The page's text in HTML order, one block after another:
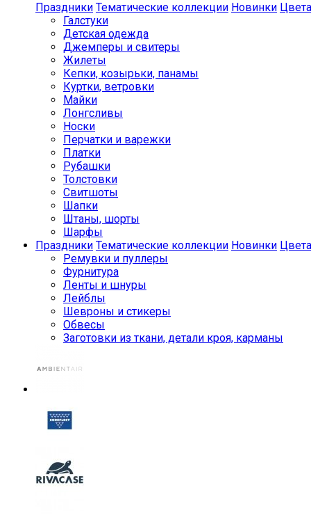
Праздники Тематические коллекции Новинки Цвета
Галстуки
Детская одежда
Джемперы и свитеры
Жилеты
Кепки, козырьки, панамы
Куртки, ветровки
Майки
Лонгсливы
Носки
Перчатки и варежки
Платки
Рубашки
Толстовки
Свитшоты
Шапки
Штаны, шорты
Шарфы
Праздники Тематические коллекции Новинки Цвета
Ремувки и пуллеры
Фурнитура
Ленты и шнуры
Лейблы
Шевроны и стикеры
Обвесы
Заготовки из ткани, детали кроя, карманы